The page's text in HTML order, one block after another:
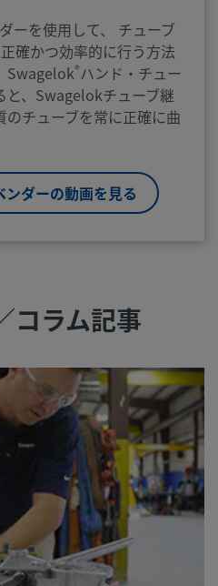
ーを使用して、 チューブ
確かつ効率的に行う方法
Swagelok®ハンド・チュー
と、Swagelokチューブ継
チューブを常に正確に曲
ンダーの動画を見る
コラム記事